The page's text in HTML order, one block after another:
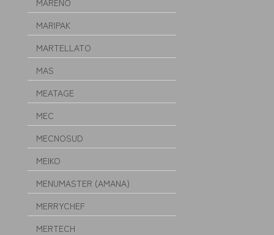
MARENO
MARIPAK
MARTELLATO
MAS
MEATAGE
MEC
MECNOSUD
MEIKO
MENUMASTER (AMANA)
MERRYCHEF
MERTECH